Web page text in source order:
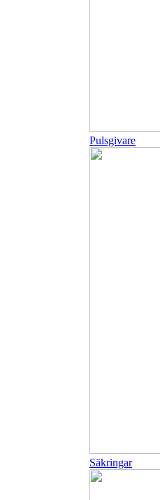
Pulsgivare
Säkringar